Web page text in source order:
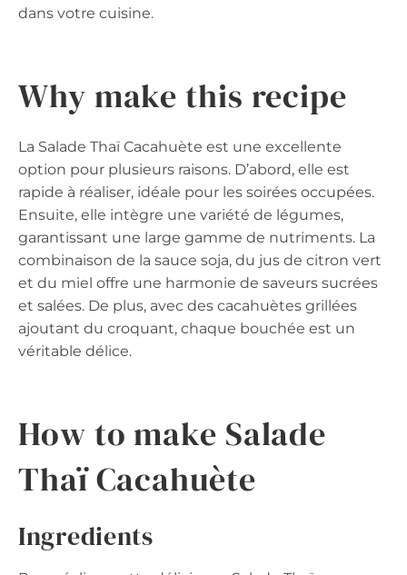
dans votre cuisine.
Why make this recipe
La Salade Thaï Cacahuète est une excellente
option pour plusieurs raisons. D’abord, elle est
rapide à réaliser, idéale pour les soirées occupées.
Ensuite, elle intègre une variété de légumes,
garantissant une large gamme de nutriments. La
combinaison de la sauce soja, du jus de citron vert
et du miel offre une harmonie de saveurs sucrées
et salées. De plus, avec des cacahuètes grillées
ajoutant du croquant, chaque bouchée est un
véritable délice.
How to make Salade
Thaï Cacahuète
Ingredients